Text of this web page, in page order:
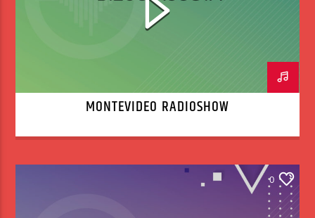
MONTEVIDEO RADIOSHOW
0